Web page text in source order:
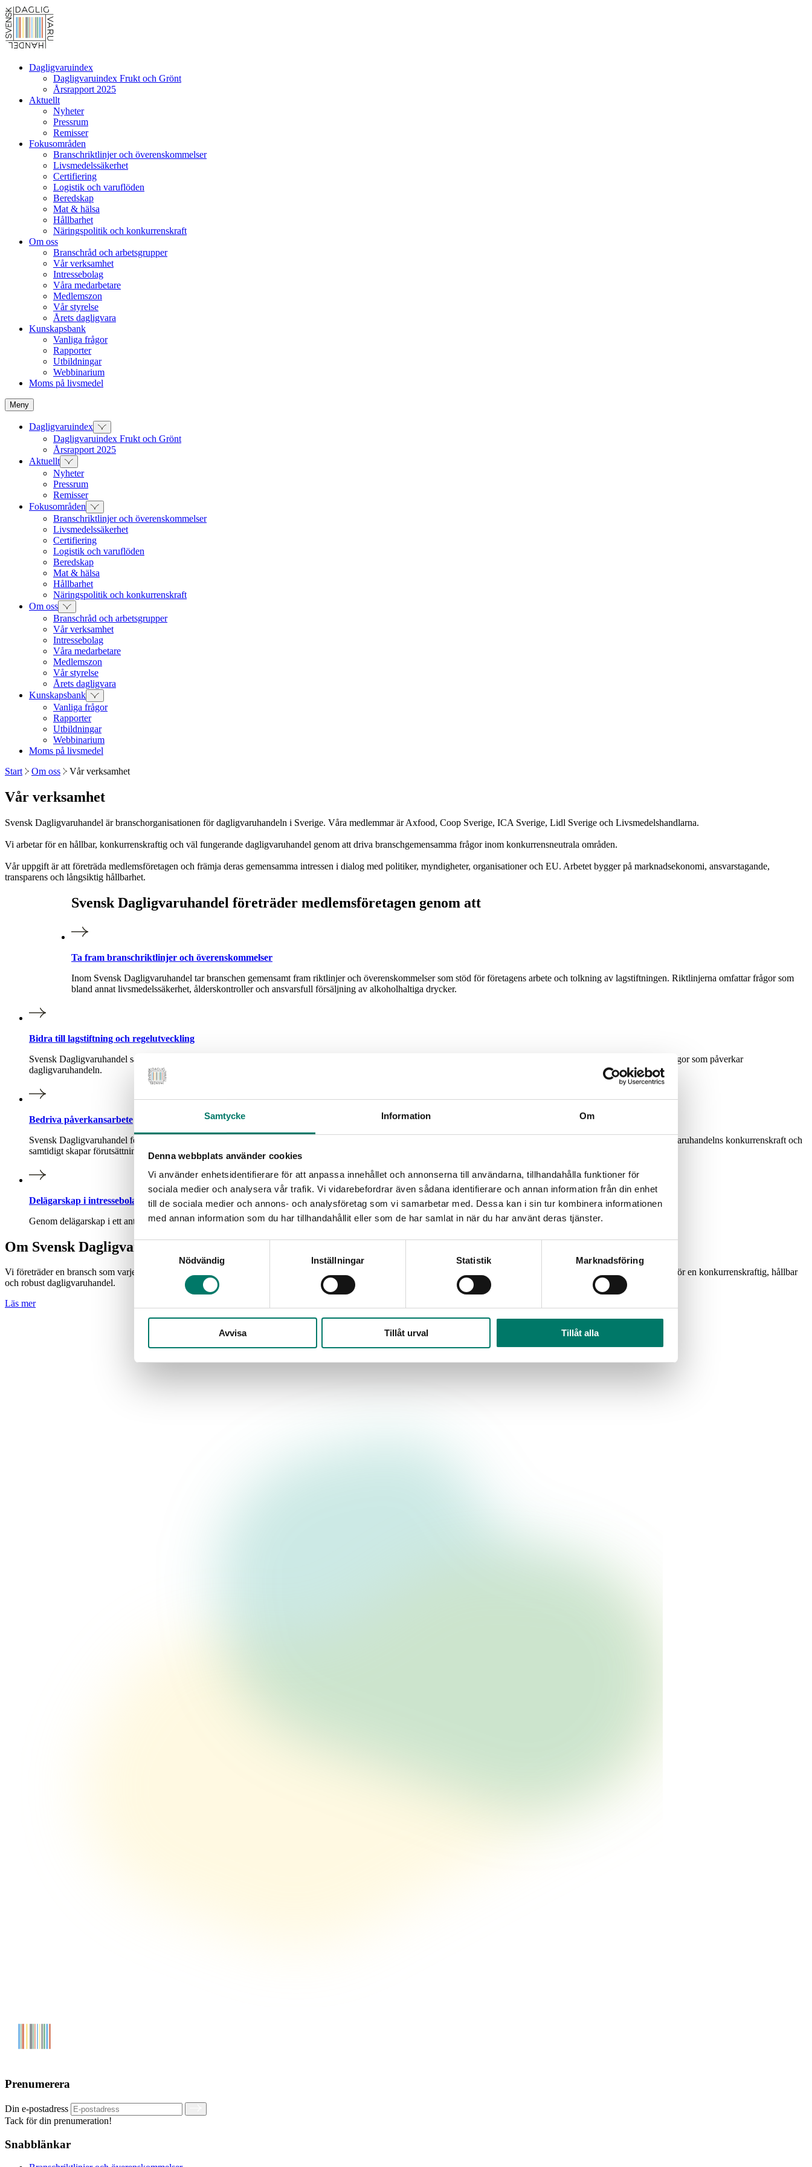
Samtycke Information Om
Denna webbplats använder cookies
Vi använder enhetsidentifierare för att anpassa innehållet och annonserna till användarna, tillhandahålla funktioner för
sociala medier och analysera vår trafik. Vi vidarebefordrar även sådana identifierare och annan information från din enhet
till de sociala medier och annons- och analysföretag som vi samarbetar med. Dessa kan i sin tur kombinera informationen
med annan information som du har tillhandahållit eller som de har samlat in när du har använt deras tjänster.
Samtyckesval
Nödvändig
Inställningar Statistik Marknadsföring
Avvisa Tillåt urval Tillåt alla
Dagligvaruindex
Dagligvaruindex Frukt och Grönt
Årsrapport 2025
Aktuellt
Nyheter
Pressrum
Remisser
Fokusområden
Branschriktlinjer och överenskommelser
Livsmedelssäkerhet
Certifiering
Logistik och varuflöden
Beredskap
Mat & hälsa
Hållbarhet
Näringspolitik och konkurrenskraft
Om oss
Branschråd och arbetsgrupper
Vår verksamhet
Intressebolag
Våra medarbetare
Medlemszon
Vår styrelse
Årets dagligvara
Kunskapsbank
Vanliga frågor
Rapporter
Utbildningar
Webbinarium
Moms på livsmedel
Meny
Dagligvaruindex
Dagligvaruindex Frukt och Grönt
Årsrapport 2025
Aktuellt
Nyheter
Pressrum
Remisser
Fokusområden
Branschriktlinjer och överenskommelser
Livsmedelssäkerhet
Certifiering
Logistik och varuflöden
Beredskap
Mat & hälsa
Hållbarhet
Näringspolitik och konkurrenskraft
Om oss
Branschråd och arbetsgrupper
Vår verksamhet
Intressebolag
Våra medarbetare
Medlemszon
Vår styrelse
Årets dagligvara
Kunskapsbank
Vanliga frågor
Rapporter
Utbildningar
Webbinarium
Moms på livsmedel
Start
Om oss Vår verksamhet
Vår verksamhet
Svensk Dagligvaruhandel är branschorganisationen för dagligvaruhandeln i Sverige. Våra medlemmar är Axfood, Coop Sverige, ICA Sverige, Lidl Sverige och Livsmedelshandlarna.
Vi arbetar för en hållbar, konkurrenskraftig och väl fungerande dagligvaruhandel genom att driva branschgemensamma frågor inom konkurrensneutrala områden.
Vår uppgift är att företräda medlemsföretagen och främja deras gemensamma intressen i dialog med politiker, myndigheter, organisationer och EU. Arbetet bygger på marknadsekonomi, ansvarstagande,
transparens och långsiktig hållbarhet.
Svensk Dagligvaruhandel företräder medlemsföretagen genom att
Ta fram branschriktlinjer och överenskommelser
Inom Svensk Dagligvaruhandel tar branschen gemensamt fram riktlinjer och överenskommelser som stöd för företagens arbete och tolkning av lagstiftningen. Riktlinjerna omfattar frågor som
bland annat livsmedelssäkerhet, ålderskontroller och ansvarsfull försäljning av alkoholhaltiga drycker.
Bidra till lagstiftning och regelutveckling
Svensk Dagligvaruhandel samordnar branschens remissvar till myndigheter och departement. Genom våra branschråd bidrar vi med kunskap, erfarenheter och förslag i frågor som påverkar
dagligvaruhandeln.
Bedriva påverkansarbete
Svensk Dagligvaruhandel företräder branschen i dialog med politiker, myndigheter och andra beslutsfattare. Vi arbetar för väl avvägda lagar och regler som stärker dagligvaruhandelns konkurrenskraft och
samtidigt skapar förutsättningar för ett långsiktigt ansvarstagande.
Delägarskap i intressebolag
Genom delägarskap i ett antal intressebolag bidrar Svensk Dagligvaruhandel till att effektivisera flöden i dagligvarubranschen och en hög materialåtervinning i Sverige.
Om Svensk Dagligvaruhandel
Vi företräder en bransch som varje dag försörjer miljontals människor med mat och andra vardagsvaror. Genom samverkan i gemensamma, konkurrensneutrala frågor arbetar vi för en konkurrenskraftig, hållbar
och robust dagligvaruhandel.
Läs mer
Prenumerera
Din e-postadress
Tack för din prenumeration!
Snabblänkar